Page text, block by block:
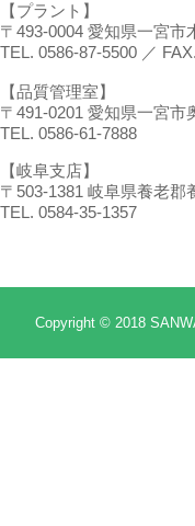
【プラント】
〒493-0004 愛知県一宮
TEL. 0586-87-5500 ／
【品質管理室】
〒491-0201 愛知県一宮市
TEL. 0586-61-7888
【岐阜支店】
〒503-1381 岐阜県養老郡
TEL. 0584-35-1357
Copyright © 2018